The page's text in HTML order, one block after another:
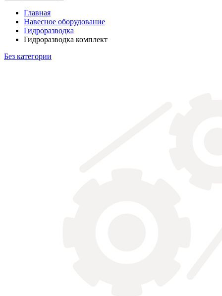
Главная
Навесное оборудование
Гидроразводка
Гидроразводка комплект
Без категории